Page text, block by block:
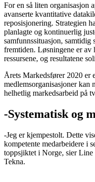
For en så liten organisasjon
avanserte kvantitative
reposisjonering. Strategien
planlagte og kontinuerlig
samfunnssituasjon,
fremtiden. Løsningene er av
ressursene, og resultatene
Årets Markedsfører 2020 er
medlemsorganisasjoner
helhetlig markedsarbeid på
-Systematisk og
-Jeg er kjempestolt. Dette
kompetente medarbeidere i
toppsjiktet i Norge, sier
Tekna.